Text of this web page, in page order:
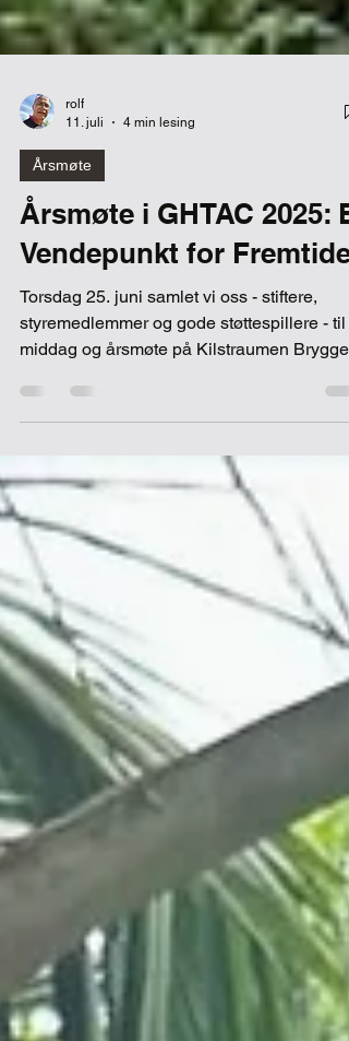
rolf
11. juli
Årsmøte
Årsmøte i GHTAC 2025: Et
Vendepunkt for
Torsdag 25. juni samlet vi oss - stiftere,
styremedlemmer og gode støttespillere - til
sammen, før vi gikk løs på sakene: et
tilbakeblikk på et solid år, og noen viktige
beslutninger for veien videre. Et solid år bak
oss Styreleder Rolf Maurseth og
forretningsfører Ole Moen la frem årsrapport
og regnskap for 2025, og revisor har
regnskapet uten merknader - en «ren»
revisjonsberetning s